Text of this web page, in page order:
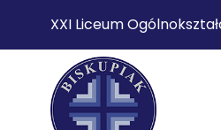
XXI Liceum